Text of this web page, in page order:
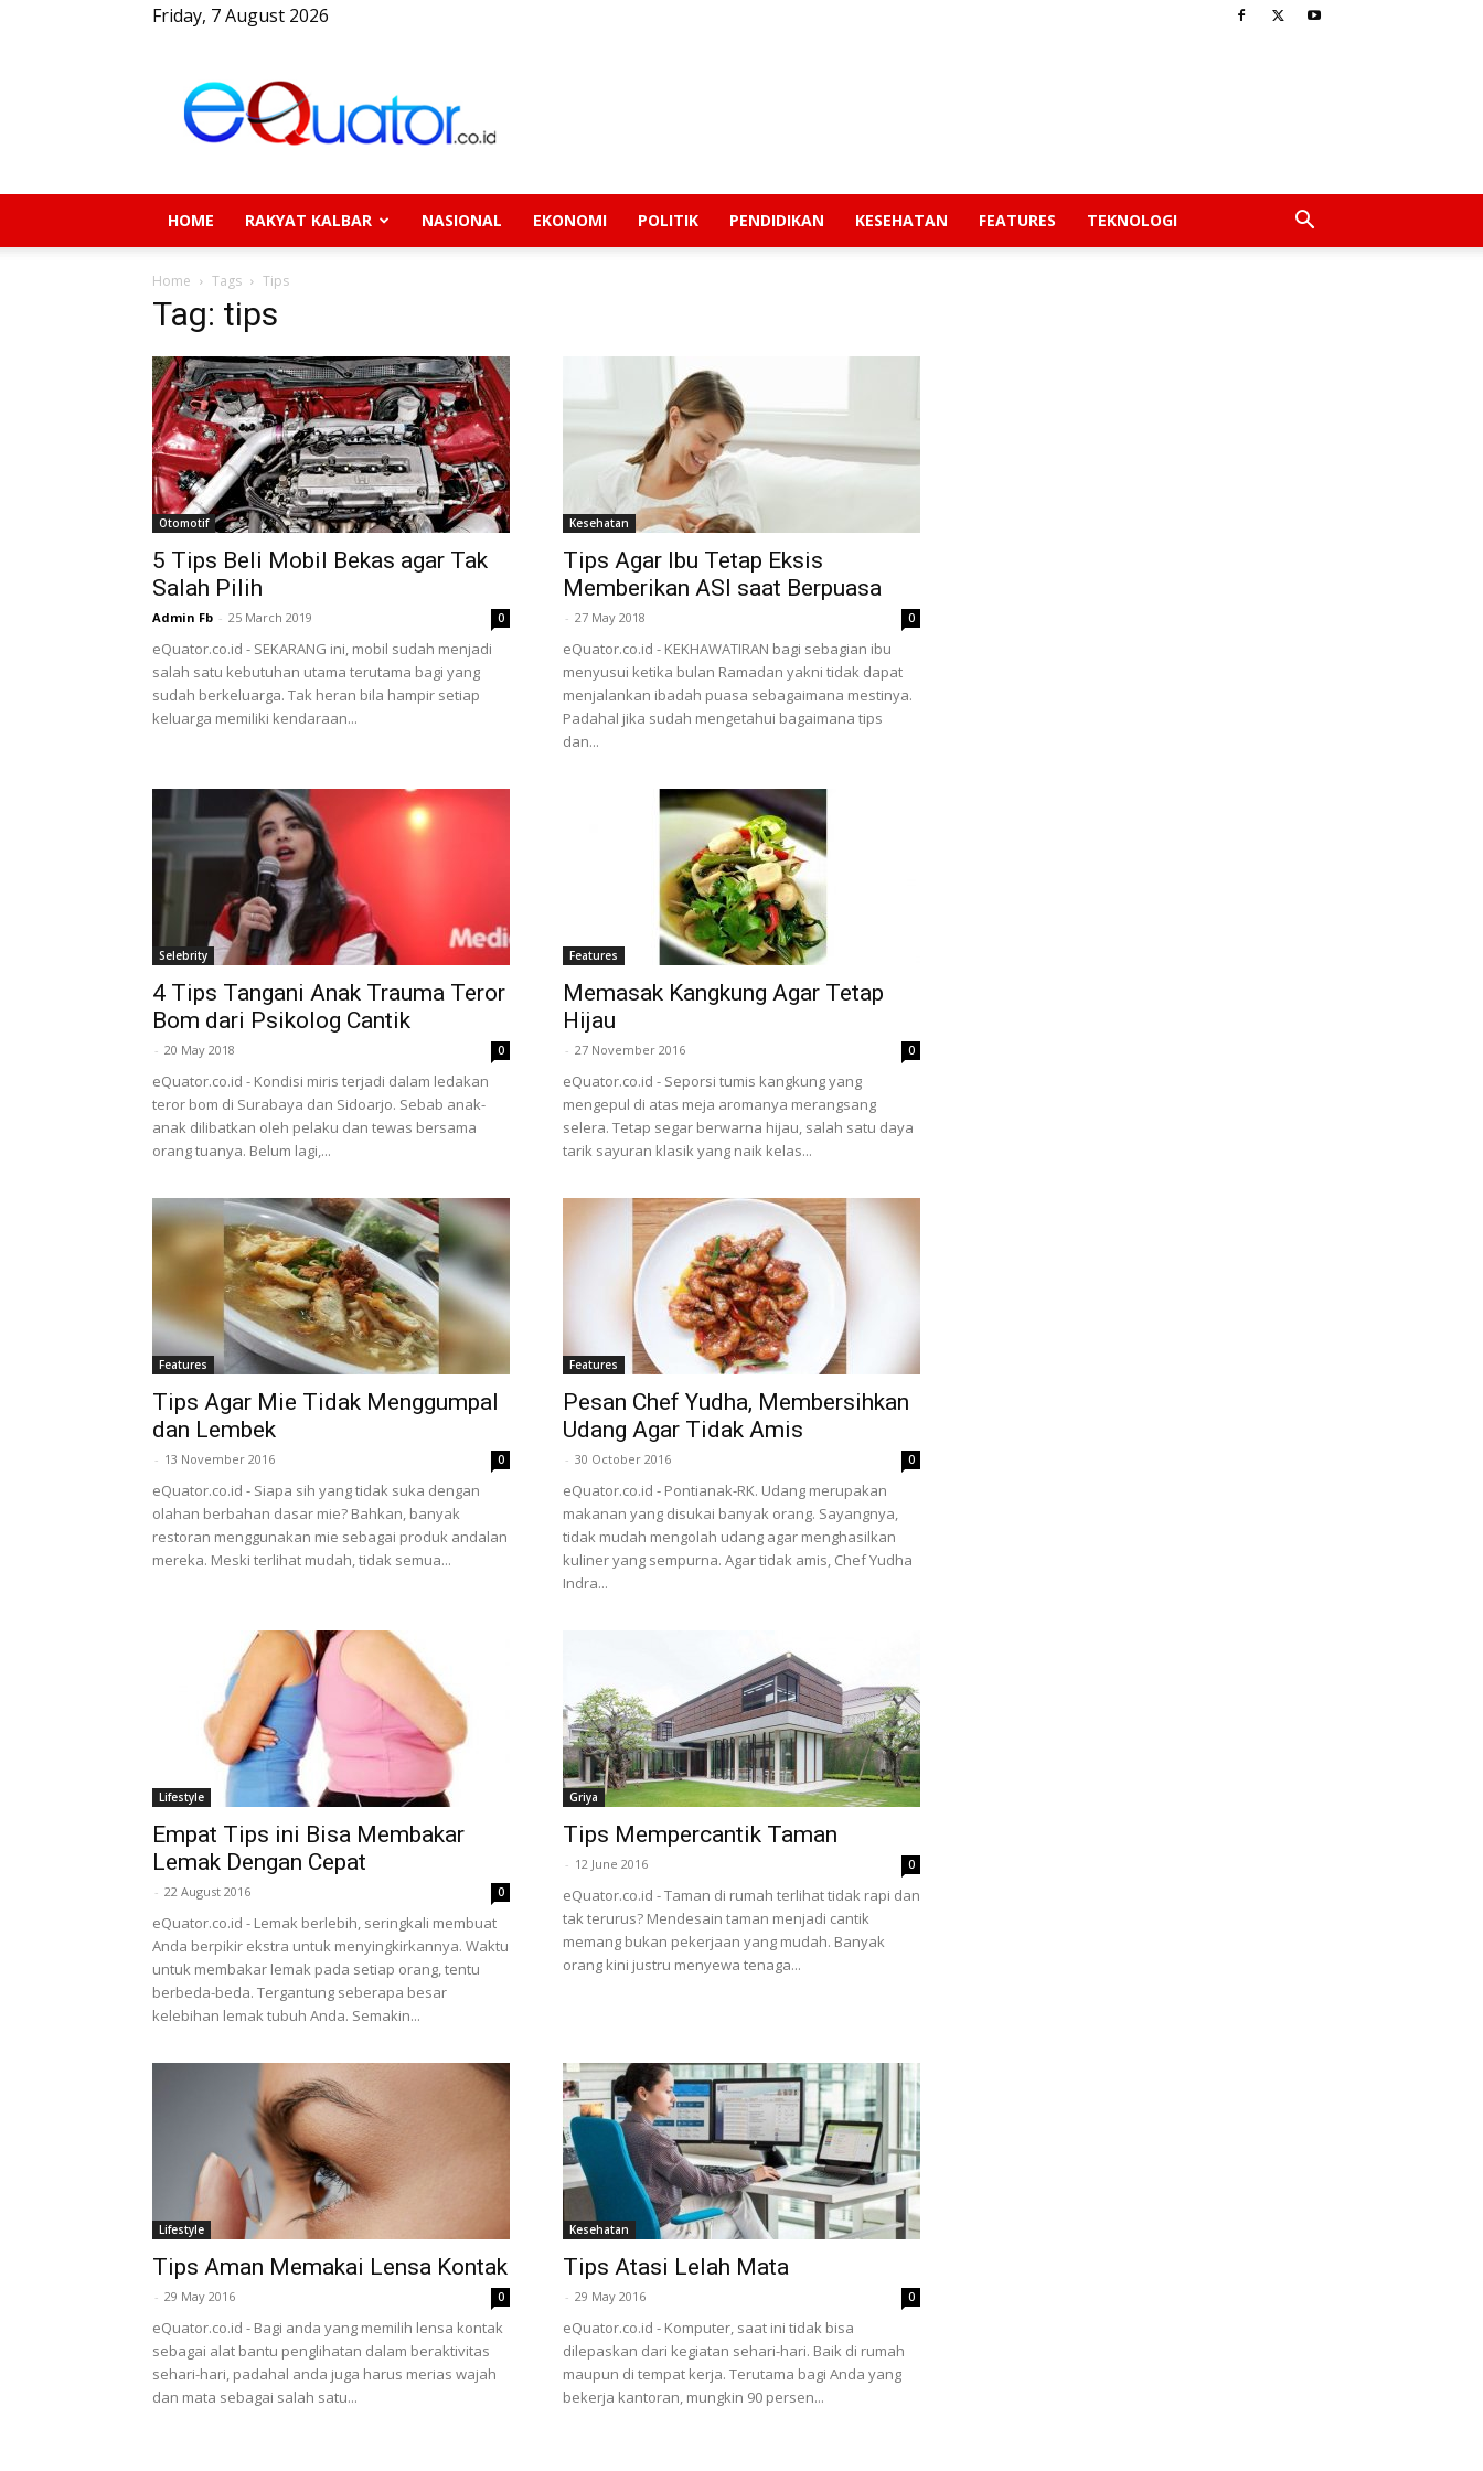
Friday, 7 August 2026
HOME RAKYAT KALBAR NASIONAL EKONOMI POLITIK PENDIDIKAN KESEHATAN FEATURES TEKNOLOGI
Home Tags Tips
Tag: tips
Otomotif
5 Tips Beli Mobil Bekas agar Tak
Salah Pilih
Admin Fb - 25 March 2019 0
eQuator.co.id - SEKARANG ini, mobil sudah menjadi
salah satu kebutuhan utama terutama bagi yang
sudah berkeluarga. Tak heran bila hampir setiap
keluarga memiliki kendaraan...
Kesehatan
Tips Agar Ibu Tetap Eksis
Memberikan ASI saat Berpuasa
- 27 May 2018 0
eQuator.co.id - KEKHAWATIRAN bagi sebagian ibu
menyusui ketika bulan Ramadan yakni tidak dapat
menjalankan ibadah puasa sebagaimana mestinya.
Padahal jika sudah mengetahui bagaimana tips
dan...
Selebrity
4 Tips Tangani Anak Trauma Teror
Bom dari Psikolog Cantik
- 20 May 2018 0
eQuator.co.id - Kondisi miris terjadi dalam ledakan
teror bom di Surabaya dan Sidoarjo. Sebab anak-
anak dilibatkan oleh pelaku dan tewas bersama
orang tuanya. Belum lagi,...
Features
Memasak Kangkung Agar Tetap
Hijau
- 27 November 2016 0
eQuator.co.id - Seporsi tumis kangkung yang
mengepul di atas meja aromanya merangsang
selera. Tetap segar berwarna hijau, salah satu daya
tarik sayuran klasik yang naik kelas...
Features
Tips Agar Mie Tidak Menggumpal
dan Lembek
- 13 November 2016 0
eQuator.co.id - Siapa sih yang tidak suka dengan
olahan berbahan dasar mie? Bahkan, banyak
restoran menggunakan mie sebagai produk andalan
mereka. Meski terlihat mudah, tidak semua...
Features
Pesan Chef Yudha, Membersihkan
Udang Agar Tidak Amis
- 30 October 2016 0
eQuator.co.id - Pontianak-RK. Udang merupakan
makanan yang disukai banyak orang. Sayangnya,
tidak mudah mengolah udang agar menghasilkan
kuliner yang sempurna. Agar tidak amis, Chef Yudha
Indra...
Lifestyle
Empat Tips ini Bisa Membakar
Lemak Dengan Cepat
- 22 August 2016 0
eQuator.co.id - Lemak berlebih, seringkali membuat
Anda berpikir ekstra untuk menyingkirkannya. Waktu
untuk membakar lemak pada setiap orang, tentu
berbeda-beda. Tergantung seberapa besar
kelebihan lemak tubuh Anda. Semakin...
Griya
Tips Mempercantik Taman
- 12 June 2016 0
eQuator.co.id - Taman di rumah terlihat tidak rapi dan
tak terurus? Mendesain taman menjadi cantik
memang bukan pekerjaan yang mudah. Banyak
orang kini justru menyewa tenaga...
Lifestyle
Tips Aman Memakai Lensa Kontak
- 29 May 2016 0
eQuator.co.id - Bagi anda yang memilih lensa kontak
sebagai alat bantu penglihatan dalam beraktivitas
sehari-hari, padahal anda juga harus merias wajah
dan mata sebagai salah satu...
Kesehatan
Tips Atasi Lelah Mata
- 29 May 2016 0
eQuator.co.id - Komputer, saat ini tidak bisa
dilepaskan dari kegiatan sehari-hari. Baik di rumah
maupun di tempat kerja. Terutama bagi Anda yang
bekerja kantoran, mungkin 90 persen...